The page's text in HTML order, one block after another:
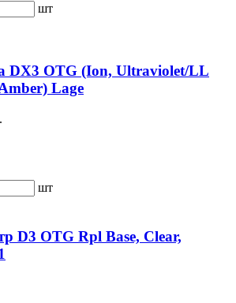
шт
DX3 OTG (Ion, Ultraviolet/LL
Lage
шт
D3 OTG Rpl Base, Clear,